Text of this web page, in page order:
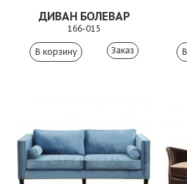
ДИВАН БОЛЕВАР
166-015
Заказ